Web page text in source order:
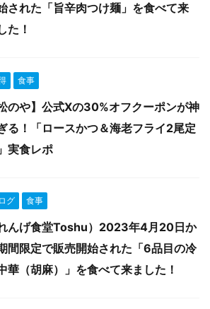
された「旨辛肉つけ麺」を食べて来
た！
食事
松のや】公式Xの30%オフクーポンが神
る！「ロースかつ＆海老フライ2尾定
実食レポ
グ 食事
れんげ食堂Toshu）2023年4月20日か
間限定で販売開始された「6品目の冷
華（胡麻）」を食べて来ました！